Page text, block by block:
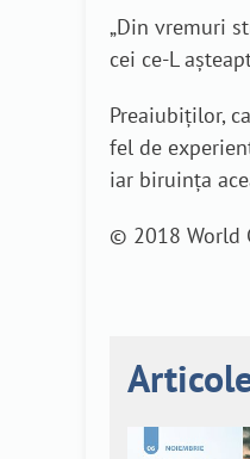
„Din vremuri
cei ce-L
Preaiubiților,
fel de
iar biruinţa
© 2018 World